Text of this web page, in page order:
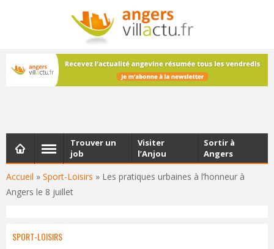
NEWSLETTER
Les dernières actualités d'Angers, chaque vendredi dans
votre boîte e-mail
Accueil » Sport-Loisirs » Les pratiques urbaines à l’honneur à
Angers le 8 juillet
Trouver un
job
Visiter
l’Anjou
Sortir à
Angers
SPORT-LOISIRS